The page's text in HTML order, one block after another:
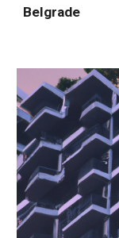
Belgrade